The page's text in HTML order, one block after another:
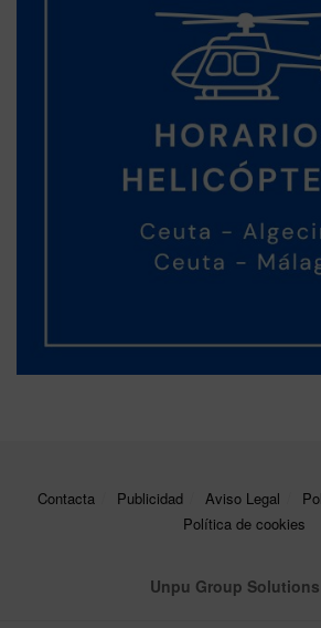
Contacta Publicidad Aviso Legal
Política de cookies
Unpu Group